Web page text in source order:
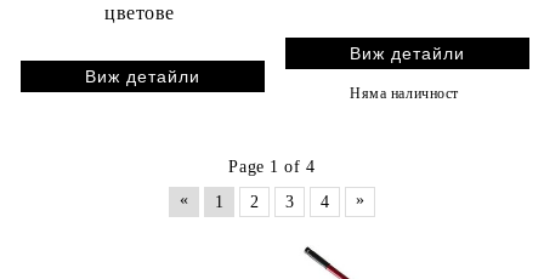
цветове
Виж детайли
Виж детайли
Няма наличност
Page 1 of 4
«
1 2 3 4 »